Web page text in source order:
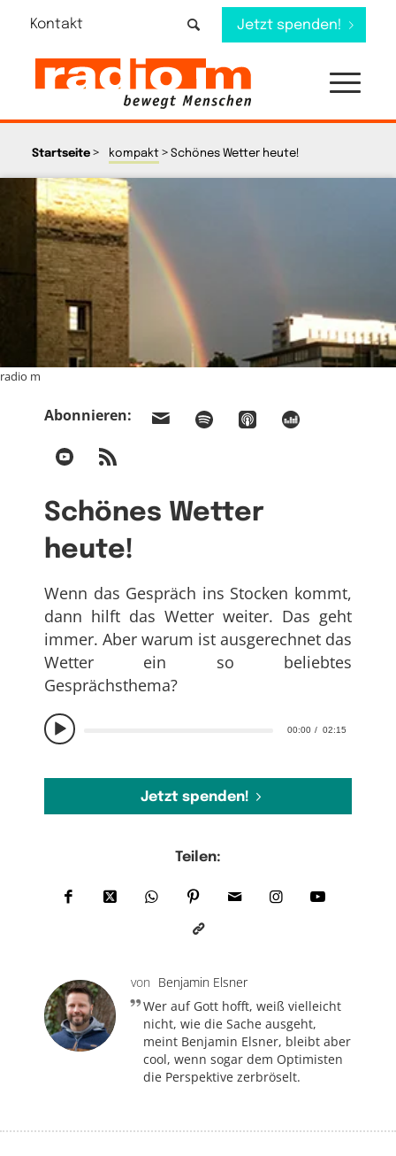
Kontakt Jetzt spenden!
Startseite> kompakt> Schönes Wetter heute!
radio m
Abonnieren:
Schönes Wetter
heute!
00:00 02:15
Wenn das Gespräch ins Stocken kommt,
dann hilft das Wetter weiter. Das geht
immer. Aber warum ist ausgerechnet das
Wetter ein so beliebtes
Gesprächsthema?
Jetzt spenden!
Teilen:
von Benjamin Elsner
Wer auf Gott hofft, weiß vielleicht
nicht, wie die Sache ausgeht,
meint Benjamin Elsner, bleibt aber
cool, wenn sogar dem Optimisten
die Perspektive zerbröselt.